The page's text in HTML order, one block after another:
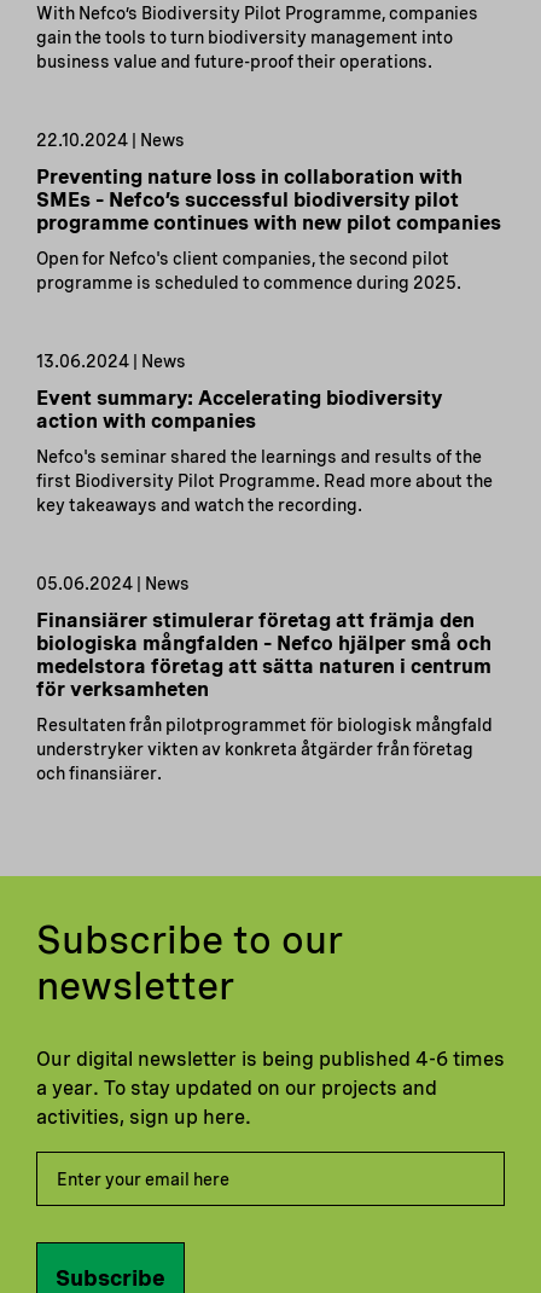
With Nefco’s Biodiversity Pilot Programme, companies
gain the tools to turn biodiversity management into
business value and future-proof their operations.
22.10.2024 | News
Preventing nature loss in collaboration with
SMEs – Nefco’s successful biodiversity pilot
programme continues with new pilot companies
Open for Nefco's client companies, the second pilot
programme is scheduled to commence during 2025.
13.06.2024 | News
Event summary: Accelerating biodiversity
action with companies
Nefco's seminar shared the learnings and results of the
first Biodiversity Pilot Programme. Read more about the
key takeaways and watch the recording.
05.06.2024 | News
Finansiärer stimulerar företag att främja den
biologiska mångfalden – Nefco hjälper små och
medelstora företag att sätta naturen i centrum
för verksamheten
Resultaten från pilotprogrammet för biologisk mångfald
understryker vikten av konkreta åtgärder från företag
och finansiärer.
Subscribe to our
newsletter
Our digital newsletter is being published 4-6 times
a year. To stay updated on our projects and
activities, sign up here.
Subscribe